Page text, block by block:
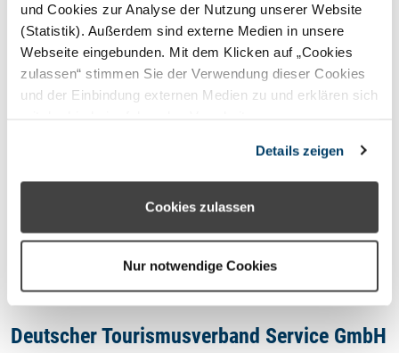
und Cookies zur Analyse der Nutzung unserer Website
(Statistik). Außerdem sind externe Medien in unsere
Webseite eingebunden. Mit dem Klicken auf „Cookies
zulassen“ stimmen Sie der Verwendung dieser Cookies
und der Einbindung externen Medien zu und erklären sich
können Sie über die Schaltfläche „Nur notwendige
Cookies“ ohne die Erklärung einer Einwilligung fortfahren.
In diesem Fall werden nur notwendige Cookies
den Cookie- Einstellungen widerrufen oder ändern.
Details zeigen
Cookies zulassen
Nur notwendige Cookies
Oops, an error occurred! Code:
202608061051108e965509
Deutscher Tourismusverband Service GmbH
Datenschutzhinweis